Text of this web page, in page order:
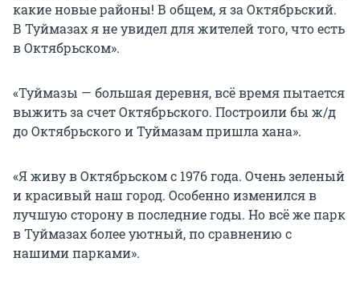
какие новые районы! В общем, я за Октябрьский.
В Туймазах я не увидел для жителей того, что есть
в Октябрьском».
«Туймазы — большая деревня, всё время пытается
выжить за счет Октябрьского. Построили бы ж/д
до Октябрьского и Туймазам пришла хана».
«Я живу в Октябрьском с 1976 года. Очень зеленый
и красивый наш город. Особенно изменился в
лучшую сторону в последние годы. Но всё же парк
в Туймазах более уютный, по сравнению с
нашими парками».